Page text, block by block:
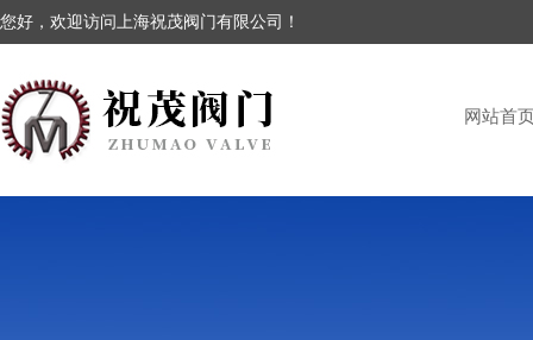
您好，欢迎访问上海祝茂阀门有限公司！
网站首